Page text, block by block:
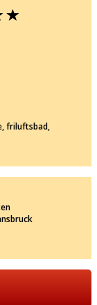
friluftsbad,